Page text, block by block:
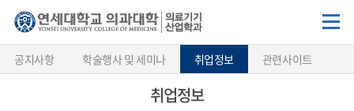
공지사항 학술행사 및 세미나 취업정보 관련사이트
취업정보